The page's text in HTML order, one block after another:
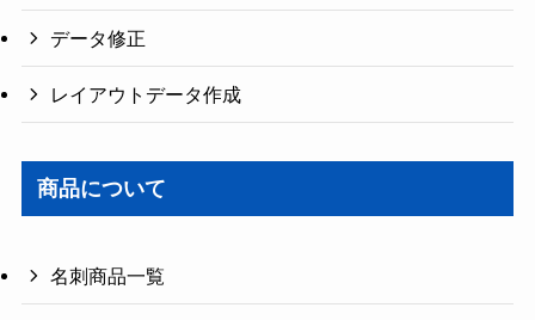
データ修正
レイアウトデータ作成
商品について
名刺商品一覧